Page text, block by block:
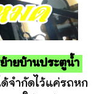
ายบ้านประตูน้ำ
ำกัดไว้แค่รถหก